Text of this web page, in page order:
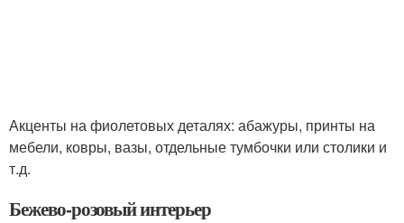
Акценты на фиолетовых деталях: абажуры, принты на
мебели, ковры, вазы, отдельные тумбочки или столики и
т.д.
Бежево-розовый интерьер